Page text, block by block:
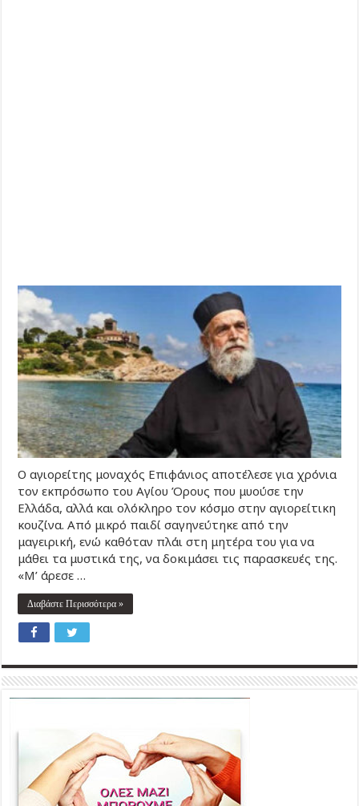
Ο αγιορείτης μοναχός Επιφάνιος αποτέλεσε για χρόνια
τον εκπρόσωπο του Αγίου Όρους που μυούσε την
Ελλάδα, αλλά και ολόκληρο τον κόσμο στην αγιορείτικη
κουζίνα. Από μικρό παιδί σαγηνεύτηκε από την
μαγειρική, ενώ καθόταν πλάι στη μητέρα του για να
μάθει τα μυστικά της, να δοκιμάσει τις παρασκευές της.
«Μ’ άρεσε …
Διαβάστε Περισσότερα »